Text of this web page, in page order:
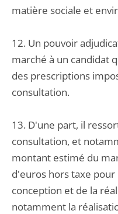
matière sociale et
12. Un pouvoir
marché à un candidat
des prescriptions
consultation.
13. D'une part, il
consultation, et
montant estimé du
d'euros hors taxe
conception et de la
notamment la